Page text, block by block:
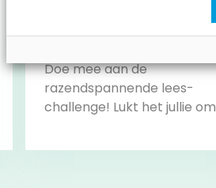
Doe mee aan de
razendspannende lees-
challenge! Lukt het jullie om